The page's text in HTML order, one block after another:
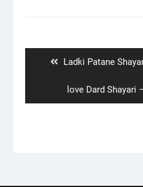
Previous
Ladki Patane
Next
post:
love Dard Shayari –